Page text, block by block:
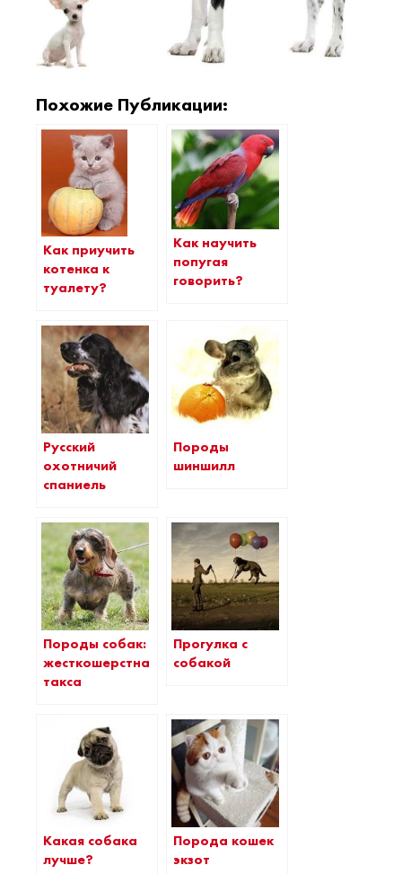
Похожие Публикации:
Как приучить
котенка к
туалету?
Как научить
попугая
говорить?
Русский
охотничий
спаниель
Породы
шиншилл
Породы собак:
жесткошерстная
такса
Прогулка с
собакой
Какая собака
лучше?
Порода кошек
экзот